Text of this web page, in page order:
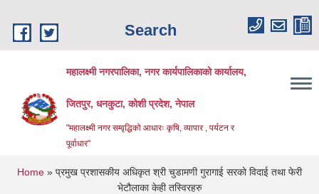
Search
महालक्ष्मी नगरपालिका, नगर कार्यपालिकाको कार्यालय,
जितपुर, धनकुटा, कोशी प्रदेश, नेपाल
"महालक्ष्मी नगर सम्वृद्धिको आधारः कृषि, व्यापार , पर्यटन र
पूर्वाधार"
You are here
Home » प्रमुख प्रशासकीय अधिकृत श्री चुडामणी गुरागाई सरको विदाई तथा फेरी
भेटौलाका केही तस्विरहरु